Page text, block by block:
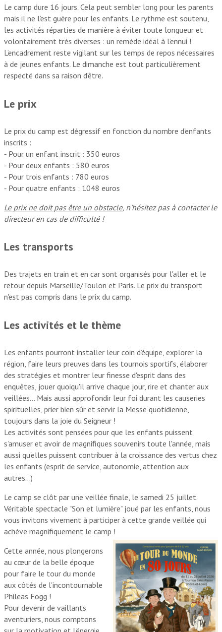
Le camp dure 16 jours. Cela peut sembler long pour les parents
mais il ne l’est guère pour les enfants. Le rythme est soutenu,
les activités réparties de manière à éviter toute longueur et
volontairement très diverses : un remède idéal à l’ennui !
L’encadrement reste vigilant sur les temps de repos nécessaires
à de jeunes enfants. Le dimanche est tout particulièrement
respecté dans sa raison d’être.
Le prix
Le prix du camp est dégressif en fonction du nombre d’enfants
inscrits :
- Pour un enfant inscrit : 350 euros
- Pour deux enfants : 580 euros
- Pour trois enfants : 780 euros
- Pour quatre enfants : 1048 euros
Le prix ne doit pas être un obstacle, n'hésitez pas à contacter le
directeur en cas de difficulté !
Les transports
Des trajets en train et en car sont organisés pour l'aller et le
retour depuis Marseille/Toulon et Paris. Le prix du transport
n'est pas compris dans le prix du camp.
Les activités et le thème
Les enfants pourront installer leur coin d’équipe, explorer la
région, faire leurs preuves dans les tournois sportifs, élaborer
des stratégies et montrer leur finesse d'esprit dans des
enquêtes, jouer quoiqu'il arrive chaque jour, rire et chanter aux
veillées… Mais aussi approfondir leur foi durant les causeries
spirituelles, prier bien sûr et servir la Messe quotidienne,
toujours dans la joie du Seigneur !
Les activités sont pensées pour que les enfants puissent
s'amuser et avoir de magnifiques souvenirs toute l'année, mais
aussi qu'elles puissent contribuer à la croissance des vertus chez
les enfants (esprit de service, autonomie, attention aux
autres…)
Le camp se clôt par une veillée finale, le samedi 25 juillet.
Véritable spectacle "Son et lumière" joué par les enfants, nous
vous invitons vivement à participer à cette grande veillée qui
achève magnifiquement le camp !
Cette année, nous plongerons
au cœur de la belle époque
pour faire le tour du monde
aux côtés de l'incontournable
Phileas Fogg !
Pour devenir de vaillants
aventuriers, nous comptons